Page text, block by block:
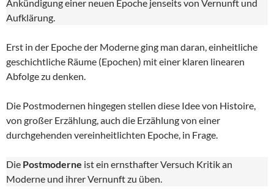
Ankündigung einer neuen Epoche jenseits von Vernunft und
Aufklärung.
Erst in der Epoche der Moderne ging man daran, einheitliche
geschichtliche Räume (Epochen) mit einer klaren linearen
Abfolge zu denken.
Die Postmodernen hingegen stellen diese Idee von Histoire,
von großer Erzählung, auch die Erzählung von einer
durchgehenden vereinheitlichten Epoche, in Frage.
Die Postmoderne ist ein ernsthafter Versuch Kritik an
Moderne und ihrer Vernunft zu üben.